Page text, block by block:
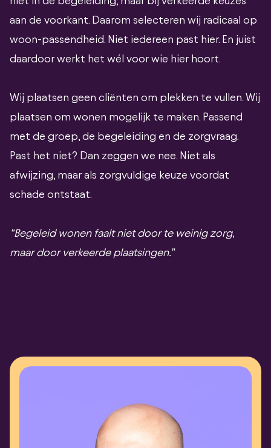
aan de voorkant. Daarom selecteren wij radicaal op
woon-passendheid. Niet iedereen past hier. En juist
daardoor werkt het wél voor wie hier hoort.
Wij plaatsen geen cliënten om plekken te vullen. Wij
plaatsen om wonen mogelijk te maken. Passend
met de groep, de begeleiding en de zorgvraag.
Past het niet? Dan zeggen we nee. Niet als
afwijzing, maar als zorgvuldige keuze voordat
schade ontstaat.
“Begeleid wonen faalt niet door te weinig zorg,
maar door verkeerde plaatsingen.”